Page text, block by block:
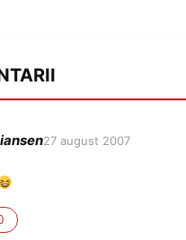
27 august 2007